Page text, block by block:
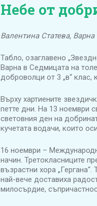
Небе от
Валентина Статева, Варна
Табло, озаглавено
Варна в Седмицата на
доброволци от 3 „в“ клас,
Върху хартиените
петте дни. На 13 ноември
световния ден на
кучетата водачи, които
16 ноември –
начин. Третокласниците
възрастни хора
най-вече доставиха
милосърдие,